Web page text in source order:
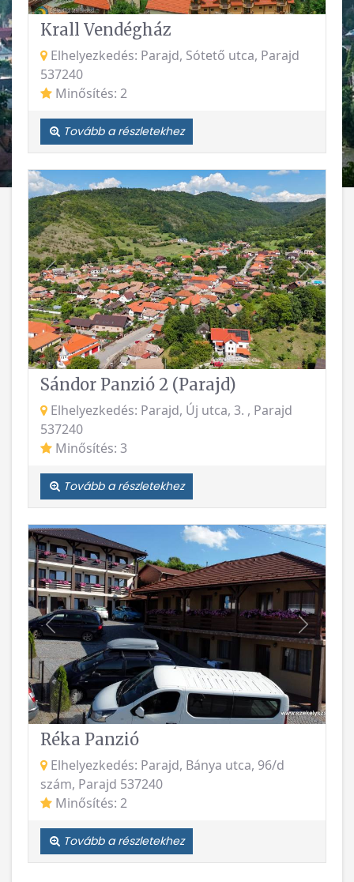
Krall Vendégház
Elhelyezkedés: Parajd, Sótető utca, Parajd
537240
Minősítés: 2
Tovább a részletekhez
Vissza
Sándor Panzió 2 (Parajd)
Elhelyezkedés: Parajd, Új utca, 3. , Parajd
537240
Minősítés: 3
Tovább a részletekhez
Vissza
Réka Panzió
Elhelyezkedés: Parajd, Bánya utca, 96/d
szám, Parajd 537240
Minősítés: 2
Tovább a részletekhez